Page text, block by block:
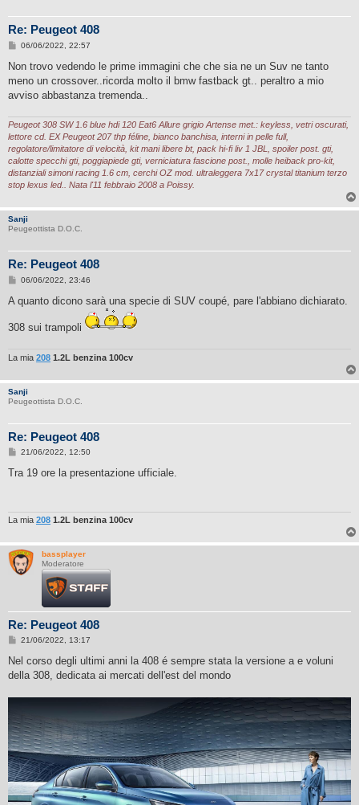
Re: Peugeot 408
M
s
a
g
o
06/06/2022, 22:57
Non trovo vedendo le prime immagini che che sia ne un Suv ne tanto
meno un crossover..ricorda molto il bmw fastback gt.. peraltro a mio
avviso abbastanza tremenda..
Peugeot 308 SW 1.6 blue hdi 120 Eat6 Allure grigio Artense met.: keyless, vetri oscurati,
lettore cd. EX Peugeot 207 thp féline, bianco banchisa, interni in pelle full,
regolatore/limitatore di velocità, kit mani libere bt, pack hi-fi liv 1 JBL, spoiler post. gti,
calotte specchi gti, poggiapiede gti, verniciatura fascione post., molle heiback pro-kit,
distanziali simoni racing 1.6 cm, cerchi OZ mod. ultraleggera 7x17 crystal titanium terzo
stop lexus led.. Nata l'11 febbraio 2008 a Poissy.
Sanji
Peugeottista D.O.C.
Re: Peugeot 408
M
s
g
o
06/06/2022, 23:46
A quanto dicono sarà una specie di SUV coupé, pare l'abbiano dichiarato.
308 sui trampoli
La mia 208 1.2L benzina 100cv
Sanji
Peugeottista D.O.C.
Re: Peugeot 408
M
s
i
21/06/2022, 12:50
Tra 19 ore la presentazione ufficiale.
La mia 208 1.2L benzina 100cv
bassplayer
Moderatore
Re: Peugeot 408
M
s
a
g
21/06/2022, 13:17
Nel corso degli ultimi anni la 408 é sempre stata la versione a e voluni
della 308, dedicata ai mercati dell'est del mondo